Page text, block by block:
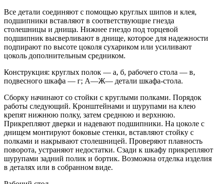
Все детали соединяют с помощью круглых шипов и клея,
подшипники вставляют в соответствующие гнезда
столешницы и днища. Нижнее гнездо под торцевой
подшипник высверливают в днище, которое для надежности
подпирают по высоте цоколя сухариком или усиливают
цоколь дополнительным средником.
Конструкция: круглых полок — а, б, рабочего стола — в,
подвесного шкафа — г; А—Ж— детали шкафа-стола.
Сборку начинают со стойки с круглыми полками. Порядок
работы следующий. Кронштейнами и шурупами на клею
крепят нижнюю полку, затем среднюю и верхнюю.
Прикрепляют дверки и надевают подшипники. На цоколе с
днищем монтируют боковые стенки, вставляют стойку с
полками и накрывают столешницей. Проверяют плавность
поворота, устраняют недостатки. Сзади к шкафу прикрепляют
шурупами задний полик и бортик. Возможна отделка изделия
в деталях или в собранном виде.